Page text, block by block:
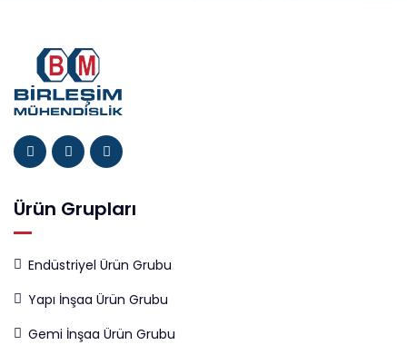
Ürün Grupları
Endüstriyel Ürün Grubu
Yapı İnşaa Ürün Grubu
Gemi İnşaa Ürün Grubu